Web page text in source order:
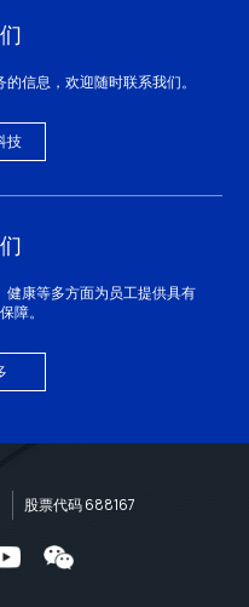
更多
信息，欢迎随时联系我们。
技
康等多方面为员工提供具有
障。
股票代码 688167